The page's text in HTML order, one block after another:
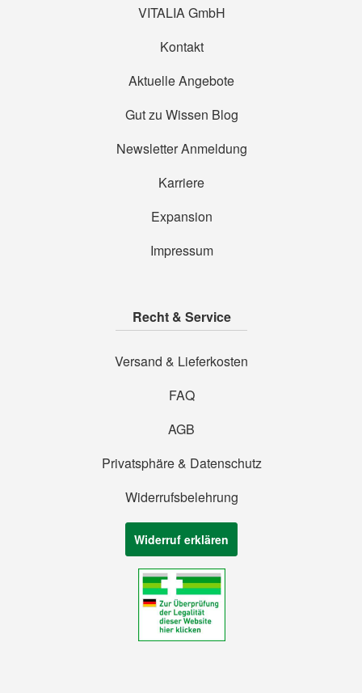
VITALIA GmbH
Kontakt
Aktuelle Angebote
Gut zu Wissen Blog
Newsletter Anmeldung
Karriere
Expansion
Impressum
Recht & Service
Versand & Lieferkosten
FAQ
AGB
Privatsphäre & Datenschutz
Widerrufsbelehrung
Widerruf erklären